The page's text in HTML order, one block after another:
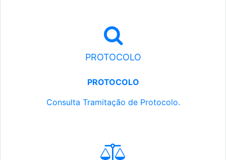
PROTOCOLO
PROTOCOLO
Consulta Tramitação de Protocolo.